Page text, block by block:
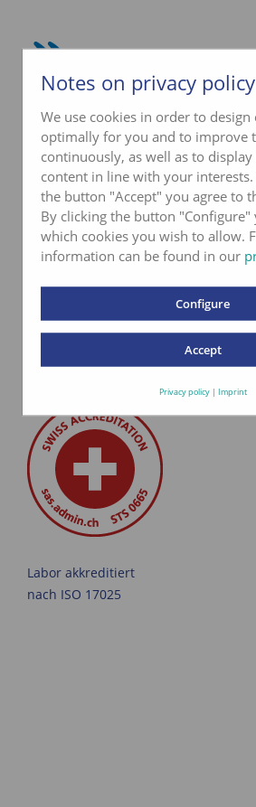
Kontakt Aquatest
Uttigenstrasse 75
CH-3661 Uetendorf
Telefon+ 41 33 345 02 05
info@aquatest.ch
Kontaktformular
Labor akkreditiert
nach ISO 17025
Notes on privacy policy
We use cookies in order to
optimally for you and to improve
continuously, as well as to
content in line with your
the button "Accept" you agree to
By clicking the button "Configure"
which cookies you wish to allow.
information can be found in our
Configure
Accept
Privacy policy| Imprint